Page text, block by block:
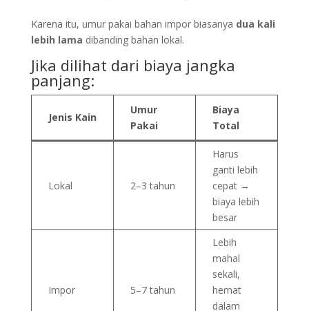
Karena itu, umur pakai bahan impor biasanya dua kali
lebih lama dibanding bahan lokal.
Jika dilihat dari biaya jangka
panjang:
Jenis Kain
Umur
Pakai
Biaya
Total
Lokal 2–3 tahun
Harus
ganti lebih
cepat →
biaya lebih
besar
Impor 5–7 tahun
Lebih
mahal
sekali,
hemat
dalam